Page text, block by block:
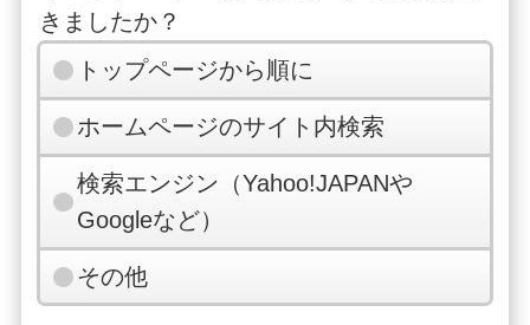
きましたか？
トップページから順に
ホームページのサイト内検索
検索エンジン（Yahoo!JAPANや
Googleなど）
その他